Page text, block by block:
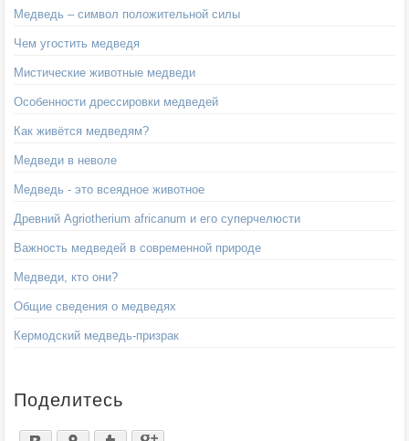
Медведь – символ положительной силы
Чем угостить медведя
Мистические животные медведи
Особенности дрессировки медведей
Как живётся медведям?
Медведи в неволе
Медведь - это всеядное животное
Древний Agriotherium africanum и его суперчелюсти
Важность медведей в современной природе
Медведи, кто они?
Общие сведения о медведях
Кермодский медведь-призрак
Поделитесь